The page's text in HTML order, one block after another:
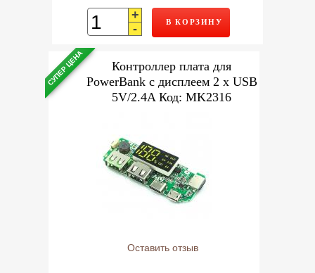
+
-
В КОРЗИНУ
Контроллер плата для
PowerBank с дисплеем 2 x USB
5V/2.4A Код: MK2316
СУПЕР ЦЕНА
Оставить отзыв